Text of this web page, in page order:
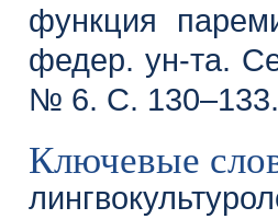
функция
федер. ун-та.
№ 6. С.
Ключевые